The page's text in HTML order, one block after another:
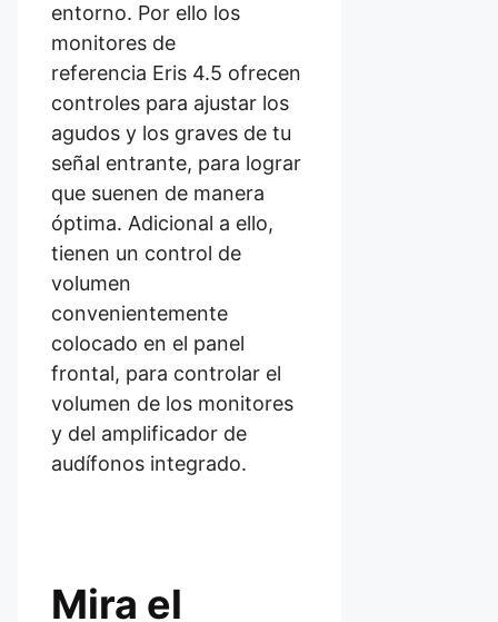
entorno. Por ello los
monitores de
referencia Eris 4.5 ofrecen
controles para ajustar los
agudos y los graves de tu
señal entrante, para lograr
que suenen de manera
óptima. Adicional a ello,
tienen un control de
volumen
convenientemente
colocado en el panel
frontal, para controlar el
volumen de los monitores
y del amplificador de
audífonos integrado.
Mira el